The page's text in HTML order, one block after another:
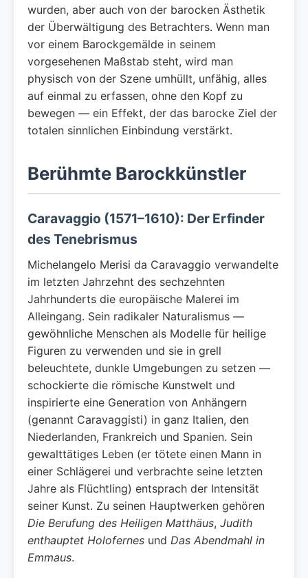
wurden, aber auch von der barocken Ästhetik
der Überwältigung des Betrachters. Wenn man
vor einem Barockgemälde in seinem
vorgesehenen Maßstab steht, wird man
physisch von der Szene umhüllt, unfähig, alles
auf einmal zu erfassen, ohne den Kopf zu
bewegen — ein Effekt, der das barocke Ziel der
totalen sinnlichen Einbindung verstärkt.
Berühmte Barockkünstler
Caravaggio (1571–1610): Der Erfinder
des Tenebrismus
Michelangelo Merisi da Caravaggio verwandelte
im letzten Jahrzehnt des sechzehnten
Jahrhunderts die europäische Malerei im
Alleingang. Sein radikaler Naturalismus —
gewöhnliche Menschen als Modelle für heilige
Figuren zu verwenden und sie in grell
beleuchtete, dunkle Umgebungen zu setzen —
schockierte die römische Kunstwelt und
inspirierte eine Generation von Anhängern
(genannt Caravaggisti) in ganz Italien, den
Niederlanden, Frankreich und Spanien. Sein
gewalttätiges Leben (er tötete einen Mann in
einer Schlägerei und verbrachte seine letzten
Jahre als Flüchtling) entsprach der Intensität
seiner Kunst. Zu seinen Hauptwerken gehören
Die Berufung des Heiligen Matthäus, Judith
enthauptet Holofernes und Das Abendmahl in
Emmaus.